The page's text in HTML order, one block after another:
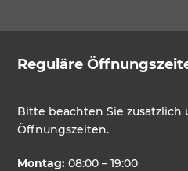
Reguläre
Bitte beachten Sie zusätzlich
Öffnungszeiten.
Montag: 08:00 – 19:00